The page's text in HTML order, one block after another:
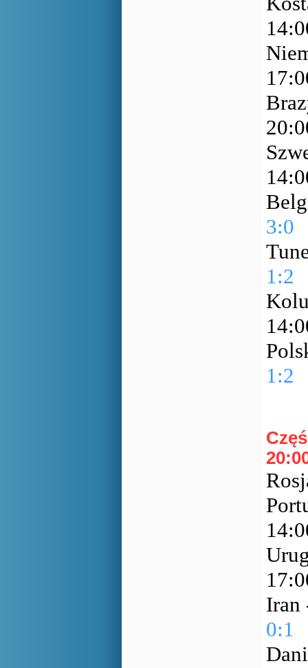
3:0
1:2
1:2
Iran
0:1